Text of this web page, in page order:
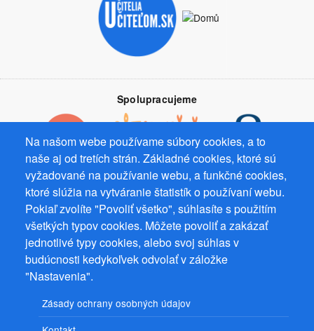
Na našom webe používame súbory cookies, a to
naše aj od tretích strán. Základné cookies, ktoré sú
vyžadované na používanie webu, a funkčné cookies,
ktoré slúžia na vytváranie štatistík o používaní webu.
Pokiaľ zvolíte "Povoliť všetko", súhlasíte s použitím
všetkých typov cookies. Môžete povoliť a zakázať
jednotlivé typy cookies, alebo svoj súhlas v
budúcnosti kedykoľvek odvolať v záložke
"Nastavenia".
Zásady ochrany osobných údajov
Spolupracujeme
Prevádzkovateľ: Mgr. Bc. Žaneta Radimecká, MBA, Ostrov 256, 561
22 Ostrov, IČ 08993033, DIČ CZ9161263958
© 2026PuzzleWebss.r.o.